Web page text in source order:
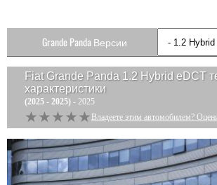
Fiat Grande Panda 1.2 Hybrid eDCT
характеристики
(2025 - 2025) - 2025
★★★★★
★★★★★ Владеете этим автомобилем?
Grande Panda Версии